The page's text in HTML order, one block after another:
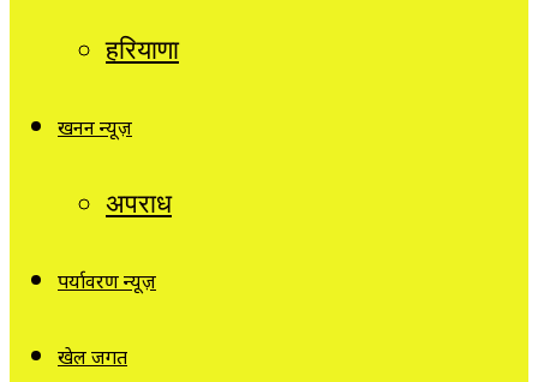
हरियाणा
खनन न्यूज़
अपराध
पर्यावरण न्यूज़
खेल जगत